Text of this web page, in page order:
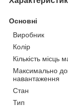
Основні
Виробник
Колір
Кількість місць
Максимально
навантаження
Стан
Тип